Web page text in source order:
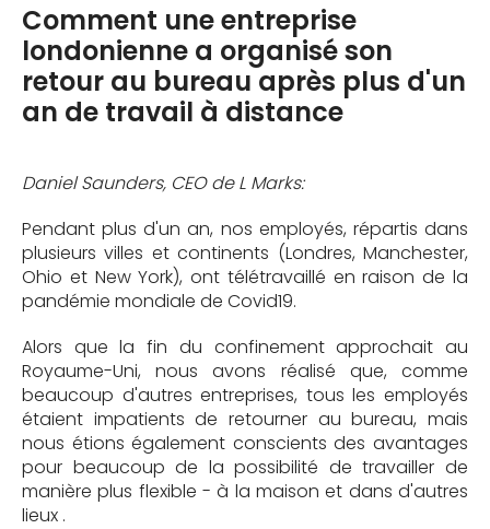
Comment une entreprise
londonienne a organisé son
retour au bureau après plus d'un
an de travail à distance
Daniel Saunders, CEO de L Marks:
Pendant plus d'un an, nos employés, répartis dans
plusieurs villes et continents (Londres, Manchester,
Ohio et New York), ont télétravaillé en raison de la
pandémie mondiale de Covid19.
Alors que la fin du confinement approchait au
Royaume-Uni, nous avons réalisé que, comme
beaucoup d'autres entreprises, tous les employés
étaient impatients de retourner au bureau, mais
nous étions également conscients des avantages
pour beaucoup de la possibilité de travailler de
manière plus flexible - à la maison et dans d'autres
lieux .